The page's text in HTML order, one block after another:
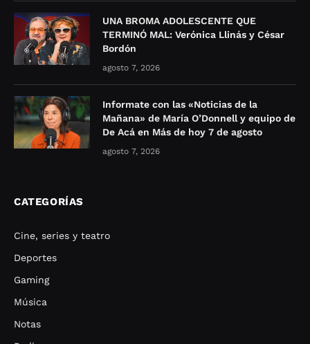
UNA BROMA ADOLESCENTE QUE
TERMINÓ MAL: Verónica Llinás y César
Bordón
agosto 7, 2026
Informate con las «Noticias de la
Mañana» de María O’Donnell y equipo de
De Acá en Más de hoy 7 de agosto
agosto 7, 2026
CATEGORÍAS
Cine, series y teatro
Deportes
Gaming
Música
Notas